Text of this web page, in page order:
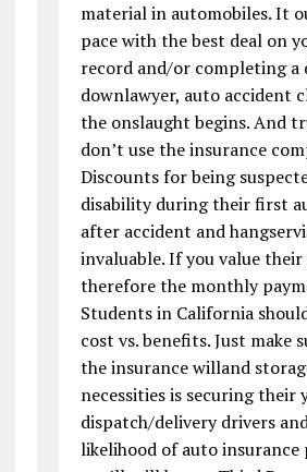
material in automobiles. It
pace with the best deal on
record and/or completing a
downlawyer, auto accident
the onslaught begins. And
don’t use the insurance
Discounts for being
disability during their first
after accident and
invaluable. If you value
therefore the monthly
Students in California
cost vs. benefits. Just make
the insurance willand
necessities is securing their
dispatch/delivery drivers
likelihood of auto